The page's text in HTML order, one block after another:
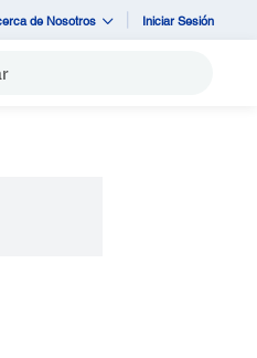
de Nosotros Iniciar Sesión